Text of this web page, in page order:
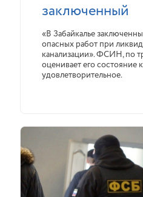
заключенный
«В Забайкалье
опасных работ при
канализации». ФСИН, по
оценивает его состояние
удовлетворительное.